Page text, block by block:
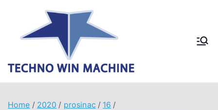
content
Techno
Win
Home 2020 prosinac
16